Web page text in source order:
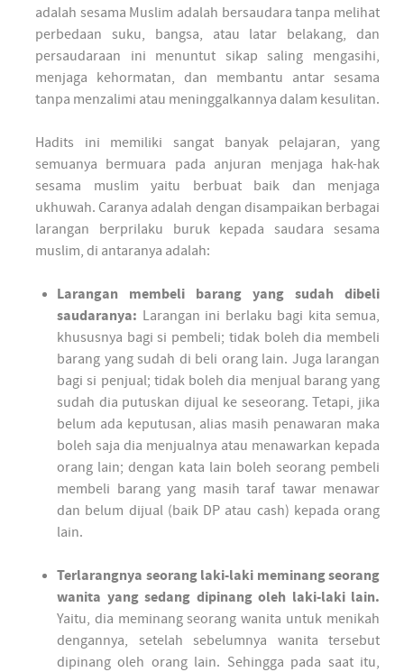
adalah sesama Muslim adalah bersaudara tanpa melihat
perbedaan suku, bangsa, atau latar belakang, dan
persaudaraan ini menuntut sikap saling mengasihi,
menjaga kehormatan, dan membantu antar sesama
tanpa menzalimi atau meninggalkannya dalam kesulitan.
Hadits ini memiliki sangat banyak pelajaran, yang
semuanya bermuara pada anjuran menjaga hak-hak
sesama muslim yaitu berbuat baik dan menjaga
ukhuwah. Caranya adalah dengan disampaikan berbagai
larangan berprilaku buruk kepada saudara sesama
muslim, di antaranya adalah:
Larangan membeli barang yang sudah dibeli
saudaranya: Larangan ini berlaku bagi kita semua,
khususnya bagi si pembeli; tidak boleh dia membeli
barang yang sudah di beli orang lain. Juga larangan
bagi si penjual; tidak boleh dia menjual barang yang
sudah dia putuskan dijual ke seseorang. Tetapi, jika
belum ada keputusan, alias masih penawaran maka
boleh saja dia menjualnya atau menawarkan kepada
orang lain; dengan kata lain boleh seorang pembeli
membeli barang yang masih taraf tawar menawar
dan belum dijual (baik DP atau cash) kepada orang
lain.
Terlarangnya seorang laki-laki meminang seorang
wanita yang sedang dipinang oleh laki-laki lain.
Yaitu, dia meminang seorang wanita untuk menikah
dengannya, setelah sebelumnya wanita tersebut
dipinang oleh orang lain. Sehingga pada saat itu,